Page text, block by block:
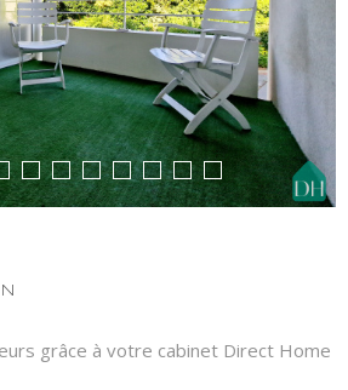
VOUS
grâce à votre cabinet Direct Home